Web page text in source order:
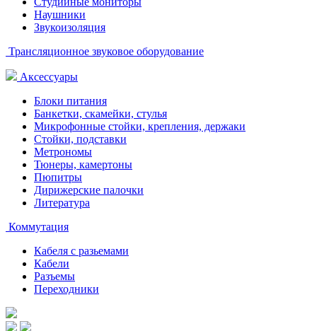
Наушники
Звукоизоляция
Трансляционное звуковое оборудование
Аксессуары
Блоки питания
Банкетки, скамейки, стулья
Микрофонные стойки, крепления, держаки
Стойки, подставки
Метрономы
Тюнеры, камертоны
Пюпитры
Дирижерские палочки
Литература
Коммутация
Кабеля с разьемами
Кабели
Разъемы
Переходники